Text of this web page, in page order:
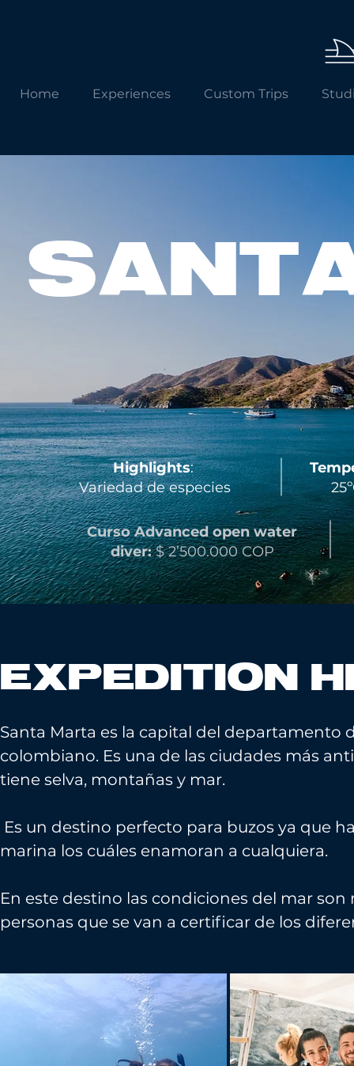
Home Experiences Custom Trips
Highlights:
Variedad de especies
Curso Advanced open water
diver:$ 2’500.000 COP
EXPEDITION
Santa Marta es la capital del departamento
colombiano. Es una de las ciudades más
tiene selva, montañas y mar.
Es un destino perfecto para buzos ya que
marina los cuáles enamoran a cualquiera.
En este destino las condiciones del mar
personas que se van a certificar de los